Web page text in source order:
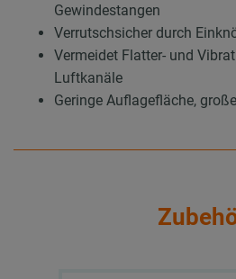
Gewindestangen
Verrutschsicher durch
Vermeidet Flatter- und
Luftkanäle
Geringe Auflagefläche,